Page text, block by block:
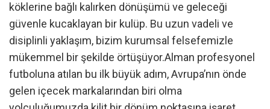
köklerine bağlı kalırken dönüşümü ve geleceği
güvenle kucaklayan bir kulüp. Bu uzun vadeli ve
disiplinli yaklaşım, bizim kurumsal felsefemizle
mükemmel bir şekilde örtüşüyor.Alman profesyonel
futboluna atılan bu ilk büyük adım, Avrupa’nın önde
gelen içecek markalarından biri olma